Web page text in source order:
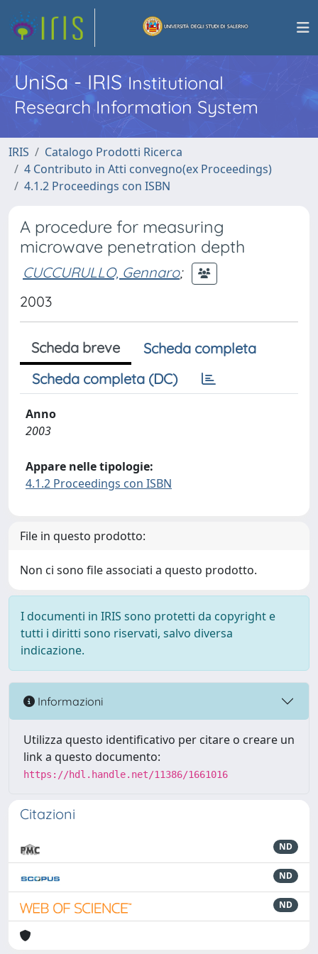
UniSa - IRISInstitutional
Research Information System
IRIS
Catalogo Prodotti Ricerca
4 Contributo in Atti convegno(ex Proceedings)
4.1.2 Proceedings con ISBN
A procedure for measuring
microwave penetration depth
CUCCURULLO, Gennaro;
2003
Scheda breve
Scheda completa
Scheda completa (DC)
Anno
2003
Appare nelle tipologie:
4.1.2 Proceedings con ISBN
File in questo prodotto:
Non ci sono file associati a questo prodotto.
I documenti in IRIS sono protetti da copyright e
tutti i diritti sono riservati, salvo diversa
indicazione.
Informazioni
Utilizza questo identificativo per citare o creare un
link a questo documento:
https://hdl.handle.net/11386/1661016
Citazioni
ND
ND
ND